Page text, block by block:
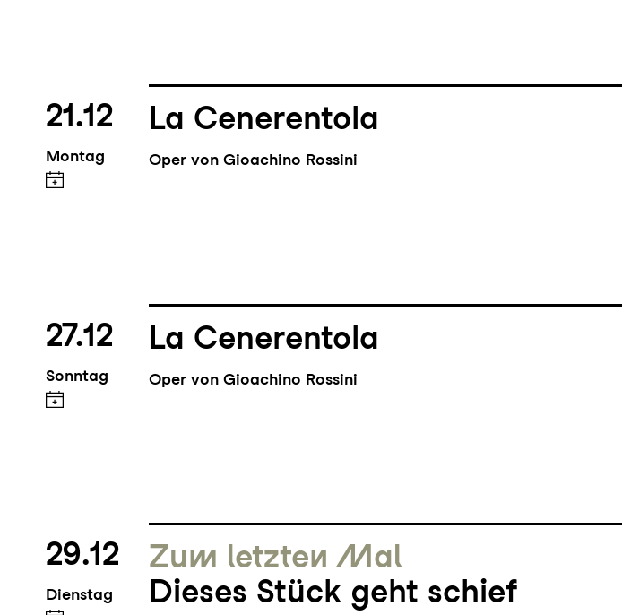
21.12
Montag
La Cenerentola
Oper von Gioachino Rossini
27.12
Sonntag
La Cenerentola
Oper von Gioachino Rossini
29.12
Dienstag
Zum letzten Mal
Dieses Stück geht schief